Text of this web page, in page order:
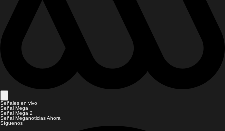
Señales en vivo
Señal Mega
Señal Mega 2
Señal Meganoticias Ahora
Síguenos